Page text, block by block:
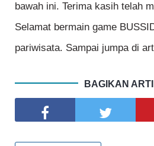
bawah ini. Terima kasih telah
Selamat bermain game
pariwisata. Sampai jumpa di
BAGIKAN